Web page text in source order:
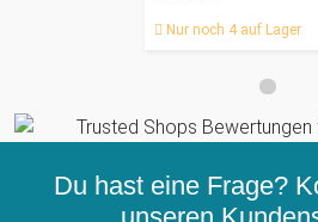
Nur noch 4 auf Lager
Du hast eine Frage?